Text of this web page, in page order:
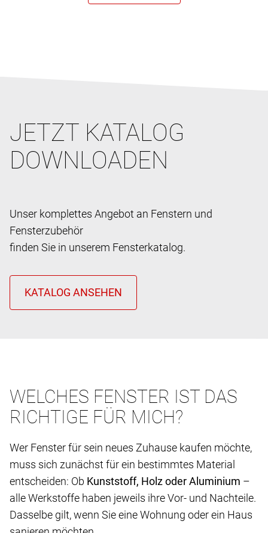
JETZT KATALOG
DOWNLOADEN
Unser komplettes Angebot an Fenstern und
Fensterzubehör
finden Sie in unserem Fensterkatalog.
WELCHES FENSTER IST DAS
RICHTIGE FÜR MICH?
Wer Fenster für sein neues Zuhause kaufen möchte,
muss sich zunächst für ein bestimmtes Material
entscheiden: Ob Kunststoff, Holz oder Aluminium –
alle Werkstoffe haben jeweils ihre Vor- und Nachteile.
Dasselbe gilt, wenn Sie eine Wohnung oder ein Haus